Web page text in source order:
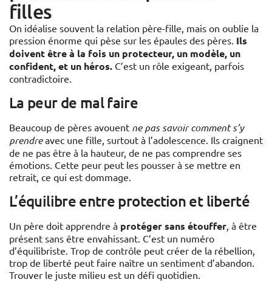
filles
On idéalise souvent la relation père-fille, mais on oublie la
pression énorme qui pèse sur les épaules des pères. Ils
doivent être à la fois un protecteur, un modèle, un
confident, et un héros. C’est un rôle exigeant, parfois
contradictoire.
La peur de mal faire
Beaucoup de pères avouent ne pas savoir comment s’y
prendreavec une fille, surtout à l’adolescence. Ils craignent
de ne pas être à la hauteur, de ne pas comprendre ses
émotions. Cette peur peut les pousser à se mettre en
retrait, ce qui est dommage.
L’équilibre entre protection et liberté
Un père doit apprendre à protéger sans étouffer, à être
présent sans être envahissant. C’est un numéro
d’équilibriste. Trop de contrôle peut créer de la rébellion,
trop de liberté peut faire naître un sentiment d’abandon.
Trouver le juste milieu est un défi quotidien.